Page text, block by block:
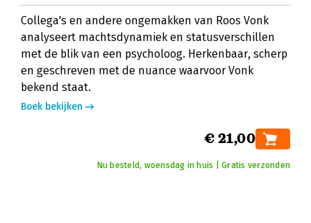
Collega's en andere ongemakken van Roos Vonk
analyseert machtsdynamiek en statusverschillen
met de blik van een psycholoog. Herkenbaar, scherp
en geschreven met de nuance waarvoor Vonk
bekend staat.
Boek bekijken
€ 21,00
Nu besteld, woensdag in huis | Gratis verzonden